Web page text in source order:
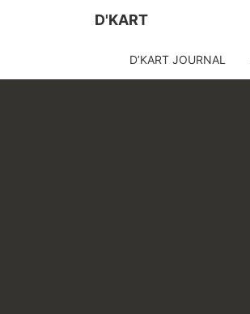
D'KART
D’KART JOURNAL